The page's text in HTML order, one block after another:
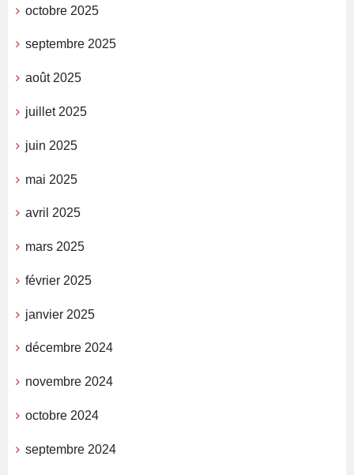
octobre 2025
septembre 2025
août 2025
juillet 2025
juin 2025
mai 2025
avril 2025
mars 2025
février 2025
janvier 2025
décembre 2024
novembre 2024
octobre 2024
septembre 2024